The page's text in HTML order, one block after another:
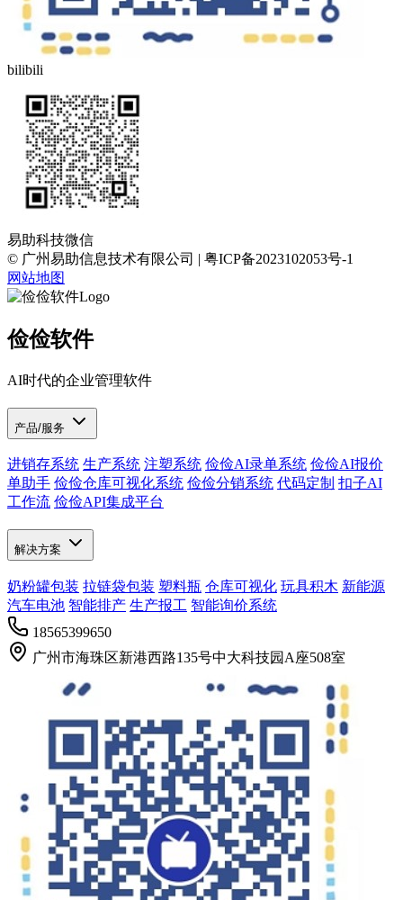
bilibili
易助科技微信
© 广州易助信息技术有限公司 | 粤ICP备2023102053号-1
网站地图
俭俭软件
AI时代的企业管理软件
产品/服务
进销存系统 生产系统 注塑系统 俭俭AI录单系统 俭俭AI报价
单助手 俭俭仓库可视化系统 俭俭分销系统 代码定制 扣子AI
工作流 俭俭API集成平台
解决方案
奶粉罐包装 拉链袋包装 塑料瓶 仓库可视化 玩具积木 新能源
汽车电池 智能排产 生产报工 智能询价系统
18565399650
广州市海珠区新港西路135号中大科技园A座508室